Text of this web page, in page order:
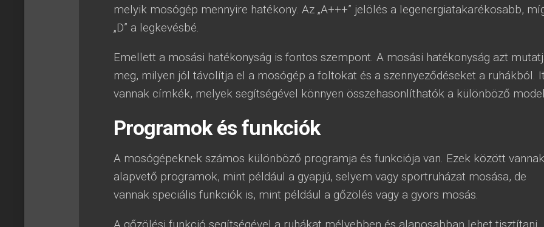
melyik mosógép mennyire hatékony. Az „A+++” jelölés a legenergiatakarékosabb,
„D” a legkevésbé.
Emellett a mosási hatékonyság is fontos szempont. A mosási hatékonyság azt
meg, milyen jól távolítja el a mosógép a foltokat és a szennyeződéseket a ruhákból.
vannak címkék, melyek segítségével könnyen összehasonlíthatók a különböző
Programok és funkciók
A mosógépeknek számos különböző programja és funkciója van. Ezek között vannak
alapvető programok, mint például a gyapjú, selyem vagy sportruházat mosása, de
vannak speciális funkciók is, mint például a gőzölés vagy a gyors mosás.
A gőzölési funkció segítségével a ruhákat mélyebben és alaposabban lehet tisztítani,